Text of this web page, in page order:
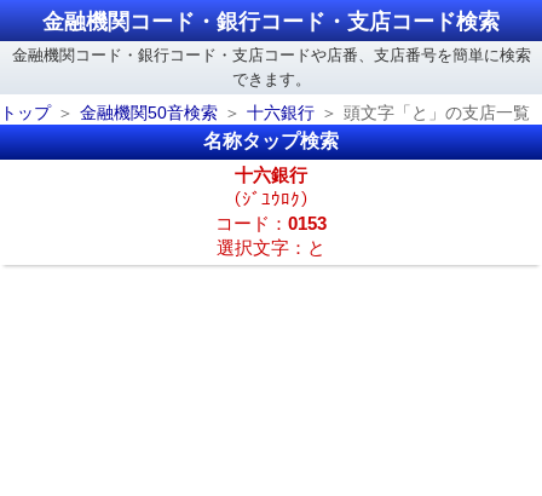
金融機関コード・銀行コード・支店コード検索
金融機関コード・銀行コード・支店コードや店番、支店番号を簡単に検索
できます。
トップ
金融機関50音検索 十六銀行 頭文字「と」の支店一覧
名称タップ検索
十六銀行
（ｼﾞﾕｳﾛｸ）
コード： 0153
選択文字：と